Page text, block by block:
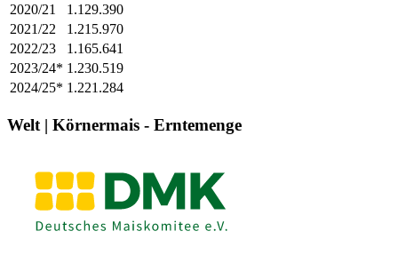
2020/21
1.129.390
2021/22
1.215.970
2022/23
1.165.641
2023/24* 1.230.519
2024/25* 1.221.284
Welt | Körnermais - Erntemenge